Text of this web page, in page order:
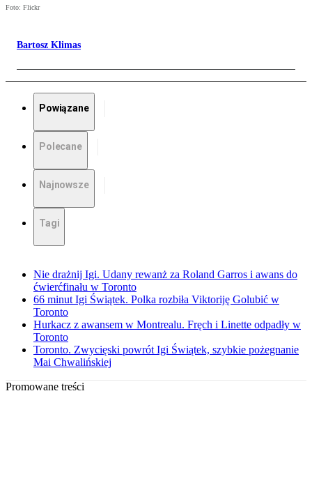
Foto: Flickr
Bartosz Klimas
Powiązane
Polecane
Najnowsze
Tagi
Nie drażnij Igi. Udany rewanż za Roland Garros i awans do
ćwierćfinału w Toronto
66 minut Igi Świątek. Polka rozbiła Viktoriję Golubić w
Toronto
Hurkacz z awansem w Montrealu. Fręch i Linette odpadły w
Toronto
Toronto. Zwycięski powrót Igi Świątek, szybkie pożegnanie
Mai Chwalińskiej
Promowane treści